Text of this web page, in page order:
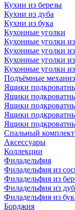
Кухни из березы
Кухни из дуба
Кухни из бука
Кухонные уголки
Кухонные уголки
Кухонные уголки
Кухонные уголки
Кухонные уголки
Подъёмные
Ящики
Ящики
Ящики
Ящики
Ящики
Спальный
Аксессуары
Коллекции
Филадельфия
Филадельфия из
Филадельфия из
Филадельфия из
Филадельфия из
Борджия